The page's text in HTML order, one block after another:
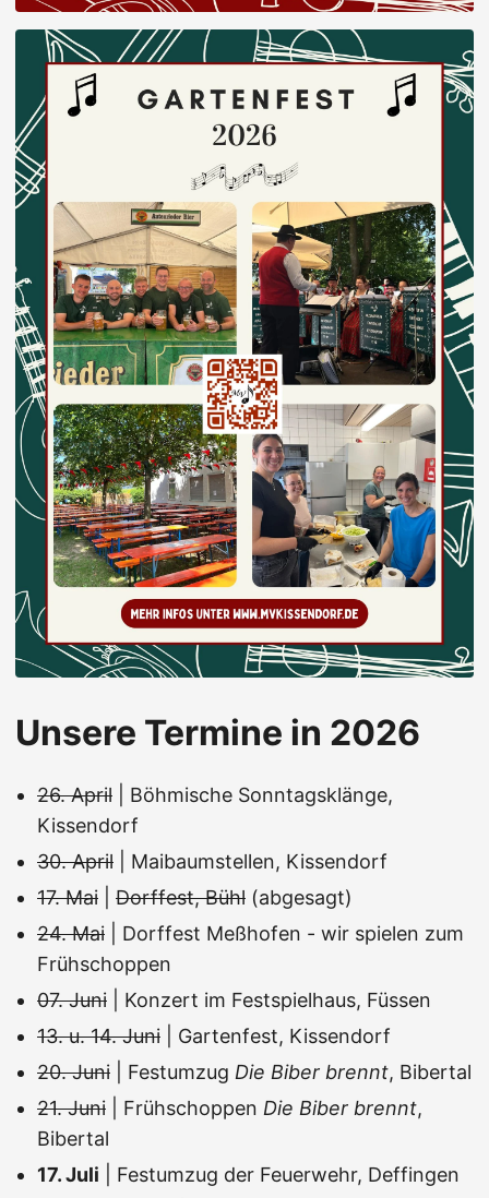
Unsere Termine in 2026
26. April | Böhmische Sonntagsklänge,
Kissendorf
30. April | Maibaumstellen, Kissendorf
17. Mai
Dorffest, Bühl (abgesagt)
24. Mai | Dorffest Meßhofen - wir spielen zum
Frühschoppen
07. Juni | Konzert im Festspielhaus, Füssen
13. u. 14. Juni | Gartenfest, Kissendorf
20. Juni | Festumzug Die Biber brennt, Bibertal
21. Juni | Frühschoppen Die Biber brennt,
Bibertal
17. Juli | Festumzug der Feuerwehr, Deffingen